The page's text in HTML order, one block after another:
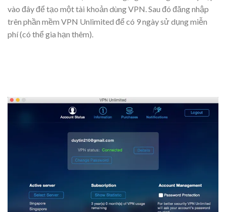
vào đây để tạo một tài khoản dùng VPN. Sau đó đăng nhập
trên phần mềm VPN Unlimited để có 9 ngày sử dụng miễn
phí (có thể gia hạn thêm).